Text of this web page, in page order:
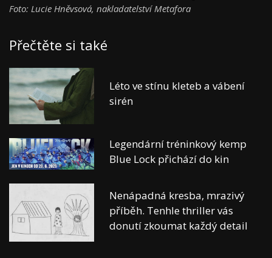
Foto: Lucie Hněvsová, nakladatelství Metafora
Přečtěte si také
Léto ve stínu kleteb a vábení
sirén
Legendární tréninkový kemp
Blue Lock přichází do kin
Nenápadná kresba, mrazivý
příběh. Tenhle thriller vás
donutí zkoumat každý detail